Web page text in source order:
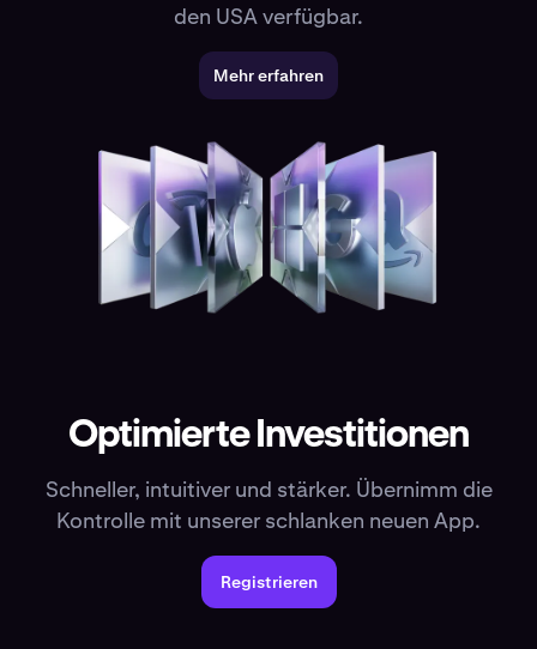
den USA verfügbar.
Mehr erfahren
Optimierte Investitionen
Schneller, intuitiver und stärker. Übernimm die
Kontrolle mit unserer schlanken neuen App.
Registrieren